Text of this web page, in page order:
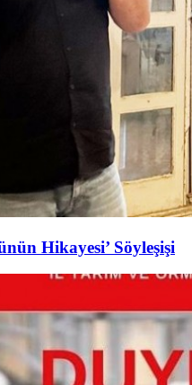
Hikayesi’ Söyleşişi